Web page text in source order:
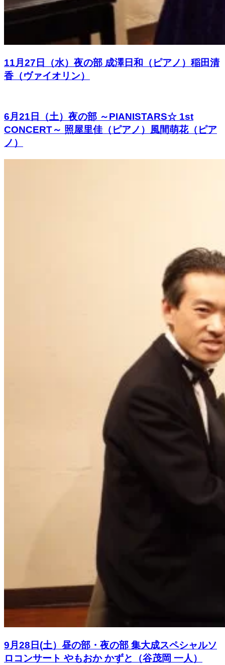
11月27日（水）夜の部 成澤日和（ピアノ）稲田清
香（ヴァイオリン）
6月21日（土）夜の部 ～PIANISTARS☆ 1st
CONCERT～ 照屋里佳（ピアノ）風間萌花（ピア
ノ）
9月28日(土）昼の部・夜の部 集大成スペシャルソ
ロコンサート やもおか かずと（谷茂岡 一人）